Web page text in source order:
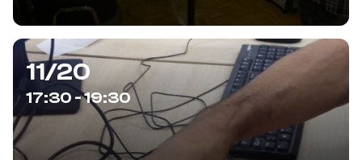
11/20
17:30 - 19:30